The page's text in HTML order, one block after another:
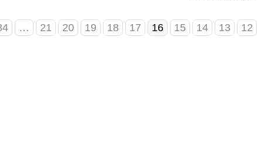
12
13
14
15
16
17
18
19
20
21
…